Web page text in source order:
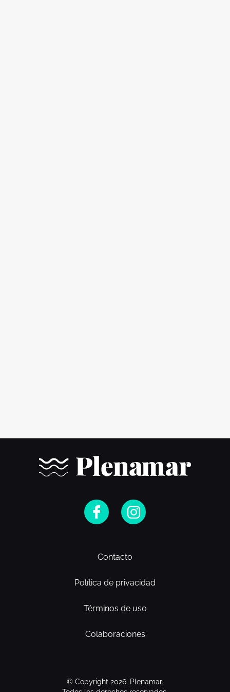
Contacto
Política de privacidad
Términos de uso
Colaboraciones
© Copyright 2026. Plenamar.